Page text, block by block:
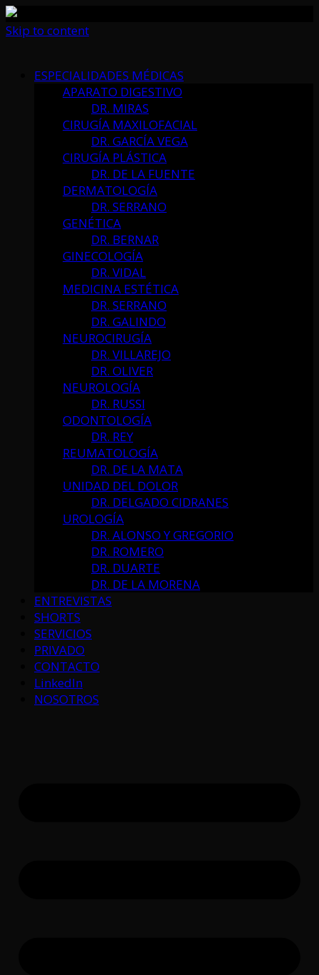
Skip to content
ESPECIALIDADES MÉDICAS
APARATO DIGESTIVO
DR. MIRAS
CIRUGÍA MAXILOFACIAL
DR. GARCÍA VEGA
CIRUGÍA PLÁSTICA
DR. DE LA FUENTE
DERMATOLOGÍA
DR. SERRANO
GENÉTICA
DR. BERNAR
GINECOLOGÍA
DR. VIDAL
MEDICINA ESTÉTICA
DR. SERRANO
DR. GALINDO
NEUROCIRUGÍA
DR. VILLAREJO
DR. OLIVER
NEUROLOGÍA
DR. RUSSI
ODONTOLOGÍA
DR. REY
REUMATOLOGÍA
DR. DE LA MATA
UNIDAD DEL DOLOR
DR. DELGADO CIDRANES
UROLOGÍA
DR. ALONSO Y GREGORIO
DR. ROMERO
DR. DUARTE
DR. DE LA MORENA
ENTREVISTAS
SHORTS
SERVICIOS
PRIVADO
CONTACTO
LinkedIn
NOSOTROS